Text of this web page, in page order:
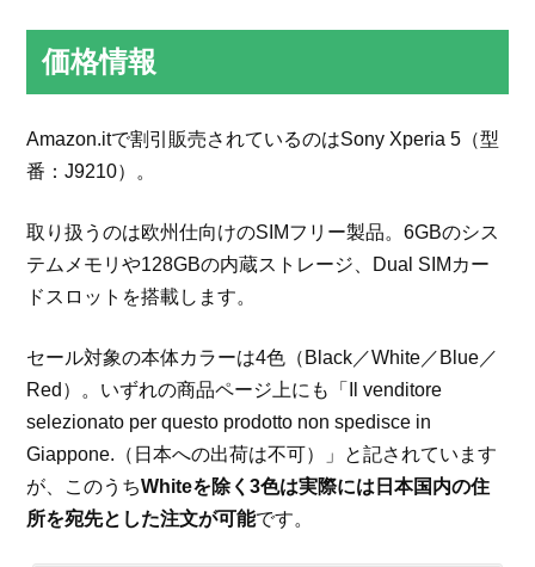
価格情報
Amazon.itで割引販売されているのはSony Xperia 5（型
番：J9210）。
取り扱うのは欧州仕向けのSIMフリー製品。6GBのシス
テムメモリや128GBの内蔵ストレージ、Dual SIMカー
ドスロットを搭載します。
セール対象の本体カラーは4色（Black／White／Blue／
Red）。いずれの商品ページ上にも「Il venditore
selezionato per questo prodotto non spedisce in
Giappone.（日本への出荷は不可）」と記されています
が、このうちWhiteを除く3色は実際には日本国内の住
所を宛先とした注文が可能です。